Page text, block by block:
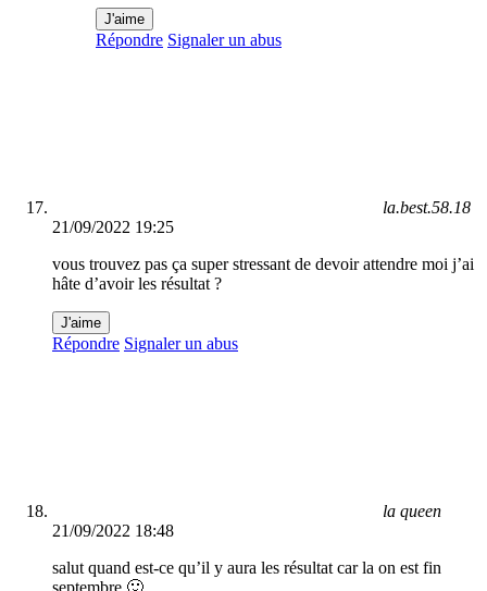
J'aime
Répondre Signaler un abus
la.best.58.18
21/09/2022 19:25
vous trouvez pas ça super stressant de devoir attendre moi j’ai
hâte d’avoir les résultat ?
J'aime
Répondre Signaler un abus
la queen
21/09/2022 18:48
salut quand est-ce qu’il y aura les résultat car la on est fin